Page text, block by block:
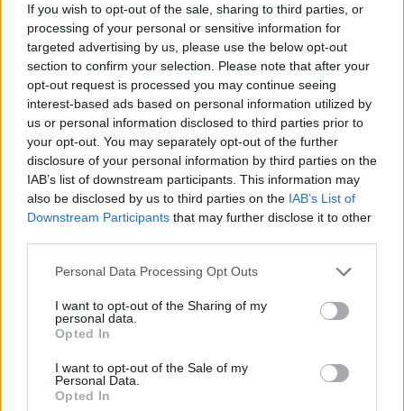
If you wish to opt-out of the sale, sharing to third parties, or
processing of your personal or sensitive information for
targeted advertising by us, please use the below opt-out
section to confirm your selection. Please note that after your
opt-out request is processed you may continue seeing
interest-based ads based on personal information utilized by
us or personal information disclosed to third parties prior to
your opt-out. You may separately opt-out of the further
disclosure of your personal information by third parties on the
IAB’s list of downstream participants. This information may
also be disclosed by us to third parties on the IAB’s List of
Downstream Participants that may further disclose it to other
Personal Data Processing Opt Outs
I want to opt-out of the Sharing of my
personal data.
Opted In
I want to opt-out of the Sale of my
Personal Data.
Opted In
Παροχή διαμονής
Πλήρης ασφάλιση
Σταθερό πρόγραμμα εργασίας
Φιλικό και οργανωμένο εργασιακό περιβάλλον
Εκπαίδευση στην εξυπηρέτηση πελατών και στα προϊόντα
(π.χ. φρέσκα ψάρια, θαλασσινά, κρασιά)
Προοπτική επαναπρόσληψης την επόμενη σεζόν